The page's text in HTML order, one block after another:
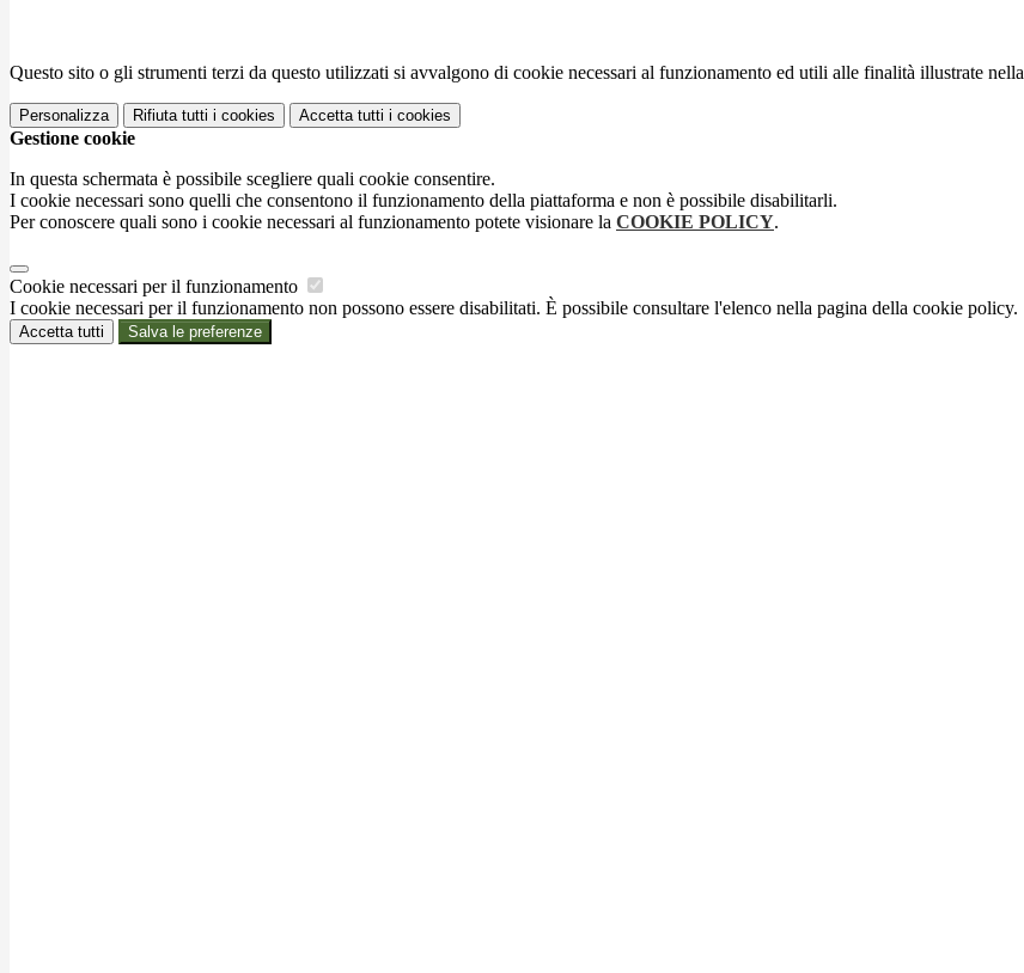
Questo sito o gli strumenti terzi da questo utilizzati si avvalgono di cookie necessari al funzionamento ed utili alle finalità illustrate nella
Personalizza Rifiuta tutti i cookies Accetta tutti i cookies
Gestione cookie
In questa schermata è possibile scegliere quali cookie consentire.
I cookie necessari sono quelli che consentono il funzionamento della piattaforma e non è possibile disabilitarli.
Per conoscere quali sono i cookie necessari al funzionamento potete visionare la COOKIE POLICY.
Cookie necessari per il funzionamento
I cookie necessari per il funzionamento non possono essere disabilitati. È possibile consultare l'elenco nella pagina della cookie policy.
Accetta tutti Salva le preferenze